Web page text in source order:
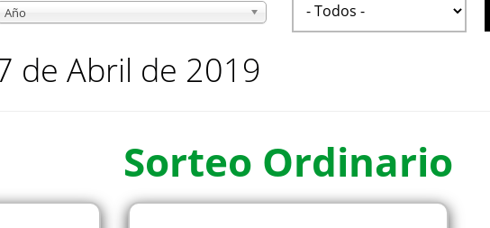
Año
de Abril de 2019
Sorteo Ordinario